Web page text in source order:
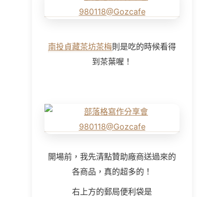
南投貞藏茶坊茶梅則是吃的時候看得
到茶葉喔！
開場前，我先清點贊助廠商送過來的
各商品，真的超多的！
右上方的郵局便利袋是